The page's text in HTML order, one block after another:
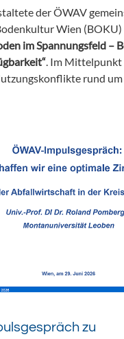
der ÖWAV
Wien (BOKU)
im Spannungsfeld –
. Im
rund
zu